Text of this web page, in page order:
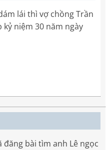
lái thì vợ chồng Trần
niệm 30 năm ngày
bài tìm anh Lê ngọc